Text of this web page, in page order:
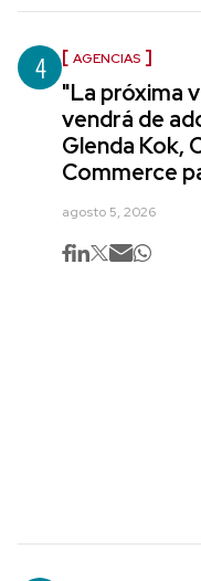
4 AGENCIAS
"La próxima
vendrá de
Glenda Kok,
Commerce
agosto 5, 2026